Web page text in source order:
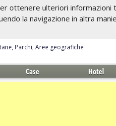
ottenere ulteriori
la navigazione in altra
Parchi, Aree geografiche
Case Hotel